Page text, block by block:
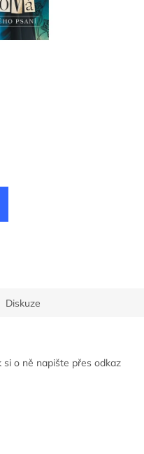
Diskuze
si o ně napište přes odkaz